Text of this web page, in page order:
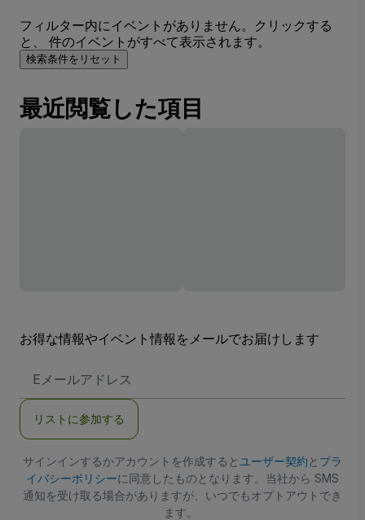
フィルター内にイベントがありません。クリックする
と、 件のイベントがすべて表示されます。
検索条件をリセット
最近閲覧した項目
お得な情報やイベント情報をメールでお届けします
メ
ア
ス
リストに参加する
サインインするかアカウントを作成すると ユーザー契約と プラ
イバシーポリシーに同意したものとなります。当社から SMS
通知を受け取る場合がありますが、いつでもオプトアウトでき
ます。